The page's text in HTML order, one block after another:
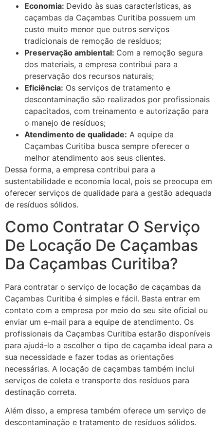
Economia: Devido às suas características, as
caçambas da Caçambas Curitiba possuem um
custo muito menor que outros serviços
tradicionais de remoção de resíduos;
Preservação ambiental: Com a remoção segura
dos materiais, a empresa contribui para a
preservação dos recursos naturais;
Eficiência: Os serviços de tratamento e
descontaminação são realizados por profissionais
capacitados, com treinamento e autorização para
o manejo de resíduos;
Atendimento de qualidade: A equipe da
Caçambas Curitiba busca sempre oferecer o
melhor atendimento aos seus clientes.
Dessa forma, a empresa contribui para a
sustentabilidade e economia local, pois se preocupa em
oferecer serviços de qualidade para a gestão adequada
de resíduos sólidos.
Como Contratar O Serviço
De Locação De Caçambas
Da Caçambas Curitiba?
Para contratar o serviço de locação de caçambas da
Caçambas Curitiba é simples e fácil. Basta entrar em
contato com a empresa por meio do seu site oficial ou
enviar um e-mail para a equipe de atendimento. Os
profissionais da Caçambas Curitiba estarão disponíveis
para ajudá-lo a escolher o tipo de caçamba ideal para a
sua necessidade e fazer todas as orientações
necessárias. A locação de caçambas também inclui
serviços de coleta e transporte dos resíduos para
destinação correta.
Além disso, a empresa também oferece um serviço de
descontaminação e tratamento de resíduos sólidos.